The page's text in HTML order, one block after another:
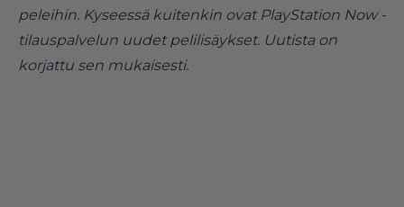
peleihin. Kyseessä kuitenkin ovat PlayStation Now -
tilauspalvelun uudet pelilisäykset. Uutista on
korjattu sen mukaisesti.